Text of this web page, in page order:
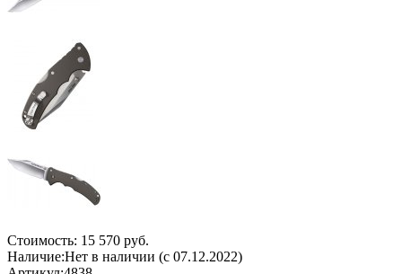
Стоимость: 15 570 руб.
Наличие:Нет в наличии (с 07.12.2022)